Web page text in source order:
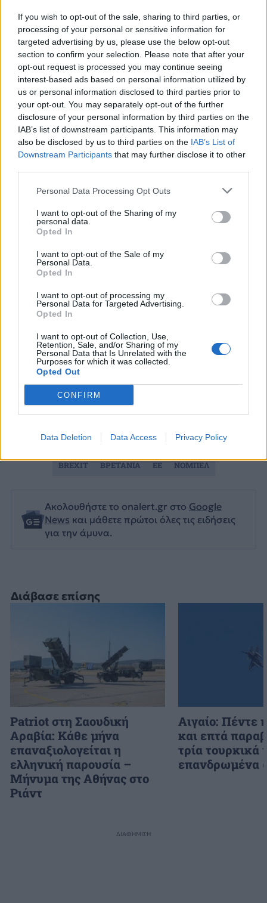
If you wish to opt-out of the sale, sharing to third parties, or
processing of your personal or sensitive information for
targeted advertising by us, please use the below opt-out
section to confirm your selection. Please note that after your
opt-out request is processed you may continue seeing
interest-based ads based on personal information utilized by
us or personal information disclosed to third parties prior to
your opt-out. You may separately opt-out of the further
disclosure of your personal information by third parties on the
IAB’s list of downstream participants. This information may
also be disclosed by us to third parties on the IAB’s List of
Downstream Participants that may further disclose it to other
Personal Data Processing Opt Outs
I want to opt-out of the Sharing of my
personal data.
Opted In
I want to opt-out of the Sale of my
Personal Data.
Opted In
I want to opt-out of processing my
Personal Data for Targeted Advertising.
Opted In
I want to opt-out of Collection, Use,
Retention, Sale, and/or Sharing of my
Personal Data that Is Unrelated with the
Purposes for which it was collected.
Opted Out
CONFIRM
Data Deletion Data Access Privacy Policy
Διάβασε επίσης
Patriot στη Σαουδική
Αραβία: Κάθε μήνα
επαναξιολογείται η
ελληνική παρουσία –
Μήνυμα της Αθήνας στο
Ριάντ
Αιγαίο: Πέντε
και επτά
τρία τουρκικά
επανδρωμένα
μπορεί να δούμε απότομες κινήσεις στις τιμές και
αυξημένη αστάθεια τις ώρες μετά την ανακοίνωση”
των αποτελεσμάτων του δημοψηφίσματος, λένε
αναλυτές στην Jefferies. Επισημαίνουν ότι η
Ευρωπαϊκή Κεντρική Τράπεζα έχει προγραμματίσει
να κάνει ένεση μετρητών στις αγορές στις 10:30 π.μ.
της 24ης Ιουνίου για να βοηθήσει να αποσοβηθεί
οποιοδήποτε ζήτημα ρευστότητας. Μαζί με την
Τράπεζα της Αγγλίας, η ΕΚΤ θα βρίσκεται σε
ετοιμότητα για την περίπτωση που ο τραπεζικός
τομέας αντιμετωπίσει χρηματοδοτική κρίση.
της Αγγλίας όσο και η ΕΚΤ θα μπορούσαν να
Jefferies.
Ακολουθήστε το onalert.gr στο Google
News και μάθετε πρώτοι όλες τις ειδήσεις
για την άμυνα.
BREXIT ΒΡΕΤΑΝΙΑ ΕΕ ΝΟΜΠΕΛ
ΔΙΑΦΗΜΙΣΗ